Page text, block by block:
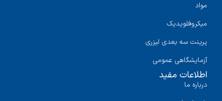
مواد
میکروفلویدیک
پرینت سه‌ بعدی لیزری
آزمایشگاهی عمومی
اطلاعات مفید
درباره ما